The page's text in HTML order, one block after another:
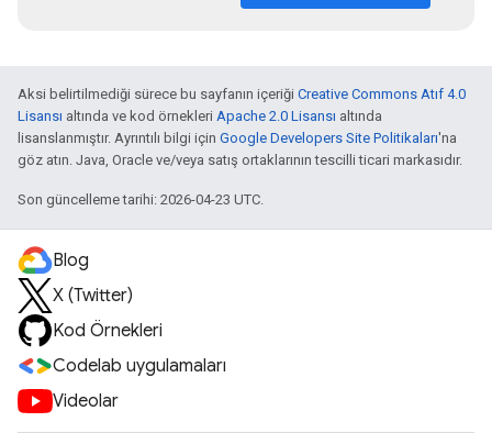
Aksi belirtilmediği sürece bu sayfanın içeriği Creative Commons Atıf 4.0
Lisansı altında ve kod örnekleri Apache 2.0 Lisansı altında
lisanslanmıştır. Ayrıntılı bilgi için Google Developers Site Politikaları'na
göz atın. Java, Oracle ve/veya satış ortaklarının tescilli ticari markasıdır.
Son güncelleme tarihi: 2026-04-23 UTC.
Blog
X (Twitter)
Kod Örnekleri
Codelab uygulamaları
Videolar